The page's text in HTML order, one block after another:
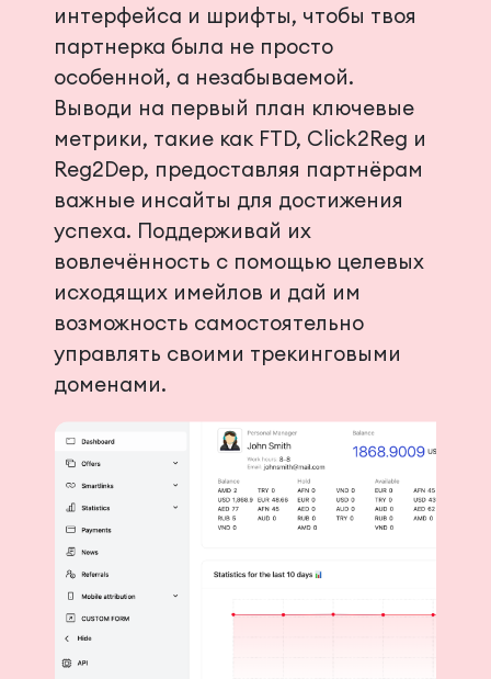
интерфейса и шрифты, чтобы твоя
партнерка была не просто
особенной, а незабываемой.
Выводи на первый план ключевые
метрики, такие как FTD, Click2Reg и
Reg2Dep, предоставляя партнёрам
важные инсайты для достижения
успеха. Поддерживай их
вовлечённость с помощью целевых
исходящих имейлов и дай им
возможность самостоятельно
управлять своими трекинговыми
доменами.